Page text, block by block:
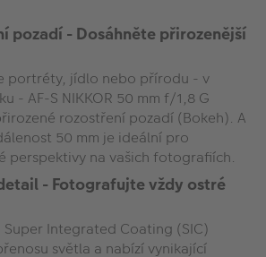
pozadí - Dosáhněte přirozenější
portréty, jídlo nebo přírodu - v
- AF-S NIKKOR 50 mm f/1,8 G
rozostření pozadí (Bokeh). A
50 mm je ideální pro
perspektivy na vašich fotografiích.
- Fotografujte vždy ostré
Integrated Coating (SIC)
světla a nabízí vynikající